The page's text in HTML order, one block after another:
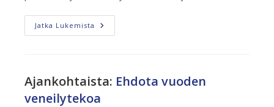
Jatka Lukemista AALLOILLE:
Laajempaa
Ajankohtaista: Ehdota vuoden
veneilytekoa